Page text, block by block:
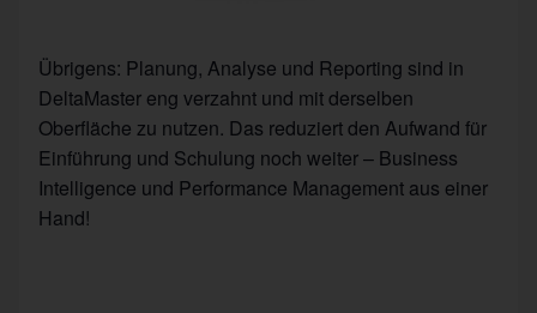
Übrigens: Planung, Analyse und Reporting sind in
DeltaMaster eng verzahnt und mit derselben
Oberfläche zu nutzen. Das reduziert den Aufwand für
Einführung und Schulung noch weiter – Business
Intelligence und Performance Management aus einer
Hand!